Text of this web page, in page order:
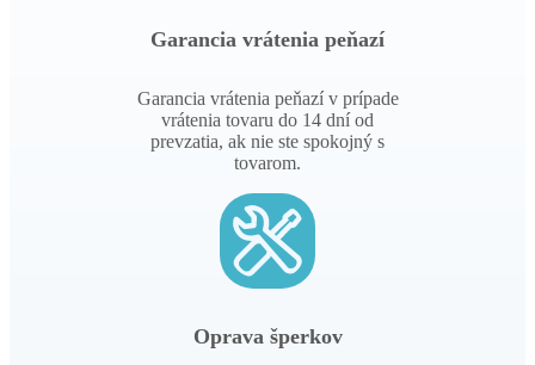
prevzatia, ak nie ste spokojný s
Oprava šperkov
po záručnej dobe.